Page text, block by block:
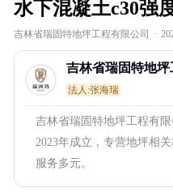
水下混凝土c30强
吉林省瑞固特地坪工程有限公司 ·
吉林省瑞固特地坪
法人:张海瑞
吉林省瑞固特地坪工程有
2023年成立，专营地坪相
服务多元。